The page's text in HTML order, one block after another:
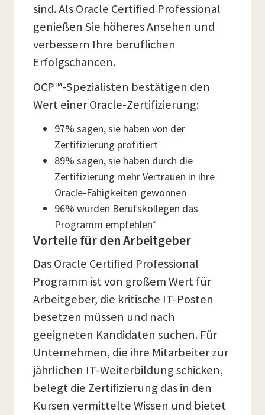
sind. Als Oracle Certified Professional
genießen Sie höheres Ansehen und
verbessern Ihre beruflichen
Erfolgschancen.
OCP™-Spezialisten bestätigen den
Wert einer Oracle-Zertifizierung:
97% sagen, sie haben von der
Zertifizierung profitiert
89% sagen, sie haben durch die
Zertifizierung mehr Vertrauen in ihre
Oracle-Fähigkeiten gewonnen
96% würden Berufskollegen das
Programm empfehlen*
Vorteile für den Arbeitgeber
Das Oracle Certified Professional
Programm ist von großem Wert für
Arbeitgeber, die kritische IT-Posten
besetzen müssen und nach
geeigneten Kandidaten suchen. Für
Unternehmen, die ihre Mitarbeiter zur
jährlichen IT-Weiterbildung schicken,
belegt die Zertifizierung das in den
Kursen vermittelte Wissen und bietet